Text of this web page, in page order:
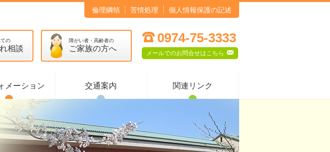
メーション 交通案内 関連リンク
の
相談
障がい者・高齢者の
ご家族の方へ
倫理綱領 苦情処理 個人情報保護の記述
; 0974-75-3333
メールでのお問合せはこちら F